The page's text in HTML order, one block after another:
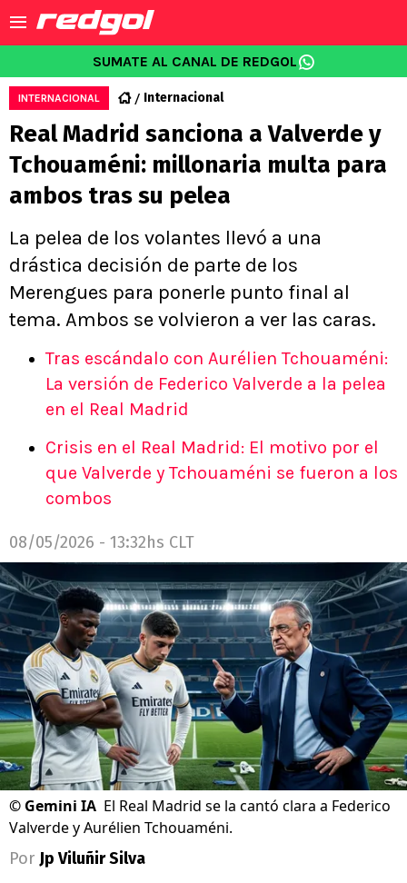
SUMATE AL CANAL DE REDGOL
INTERNACIONAL Internacional
Real Madrid sanciona a Valverde y
Tchouaméni: millonaria multa para
ambos tras su pelea
La pelea de los volantes llevó a una
drástica decisión de parte de los
Merengues para ponerle punto final al
tema. Ambos se volvieron a ver las caras.
Tras escándalo con Aurélien Tchouaméni:
La versión de Federico Valverde a la pelea
en el Real Madrid
Crisis en el Real Madrid: El motivo por el
que Valverde y Tchouaméni se fueron a los
combos
08/05/2026 - 13:32hs CLT
© Gemini IA El Real Madrid se la cantó clara a Federico
Valverde y Aurélien Tchouaméni.
Por Jp Viluñir Silva